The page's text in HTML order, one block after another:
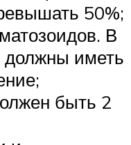
50%;
В
должны иметь
быть 2